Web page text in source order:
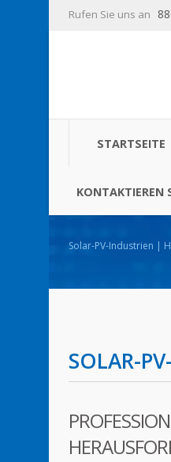
Rufen Sie uns an
STARTSEITE
KONTAKTIEREN
Solar-PV-Industrien |
SOLAR-